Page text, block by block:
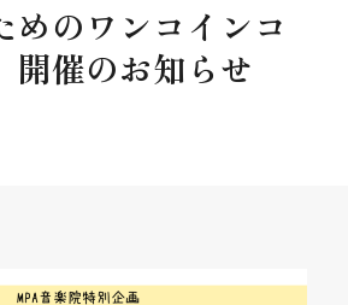
めのワンコインコ
催のお知らせ